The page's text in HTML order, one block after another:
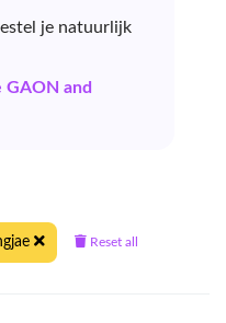
je natuurlijk
and
Reset all